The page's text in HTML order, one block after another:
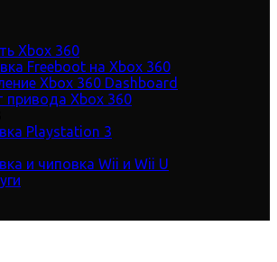
Xbox 360
Freeboot на Xbox 360
Xbox 360 Dashboard
привода Xbox 360
Playstation 3
и чиповка Wii и Wii U